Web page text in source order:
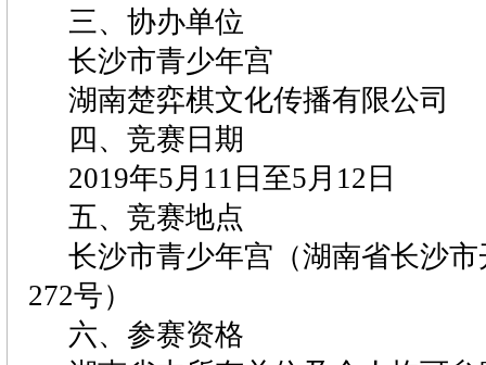
三、协办单位
长沙市青少年宫
湖南楚弈棋文化传播有限公司
四、竞赛日期
2019年5 月 11 日至5 月 12 日
五、竞赛地点
长沙市青少年宫（湖南省长沙
272号）
六、参赛资格